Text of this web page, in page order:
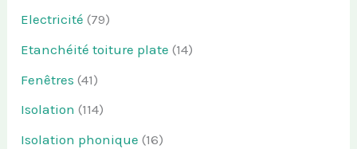
Electricité (79)
Etanchéité toiture plate (14)
Fenêtres (41)
Isolation (114)
Isolation phonique (16)